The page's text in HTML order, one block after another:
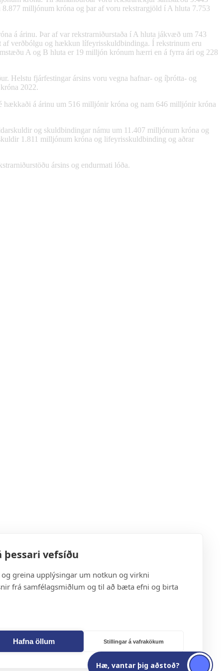
vefsíðu
greina upplýsingar um notkun og virkni
frá samfélagsmiðlum og til að bæta efni og birta
Hafna öllum Stillingar á vafrakökum
milljónum króna og þar af voru rekstrargjöld í A hluta 7.753
á árinu. Þar af var rekstrarniðurstaða í A hluta jákvæð um 743
verðbólgu og hækkun lífeyrisskuldbindinga. Í rekstrinum eru
A og B hluta er 19 milljón krónum hærri en á fyrra ári og 228
Helstu fjárfestingar ársins voru vegna hafnar- og íþrótta- og
2022.
á árinu um 516 milljónir króna og nam 646 milljónir króna
og skuldbindingar námu um 11.407 milljónum króna og
1.811 milljónum króna og lifeyrisskuldbinding og aðrar
ársins og endurmati lóða.
Hæ, vantar þig aðstoð?